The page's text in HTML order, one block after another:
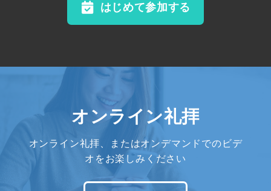
はじめて参加する
オンライン礼拝
オンライン礼拝、またはオンデマンドでのビデ
オをお楽しみください